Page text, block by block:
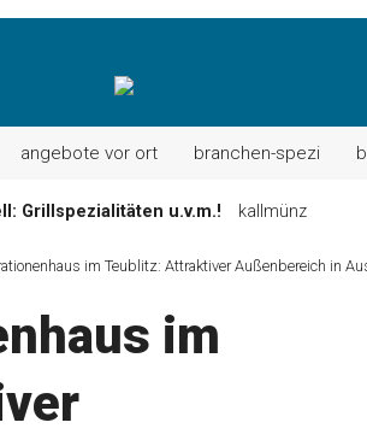
angebote vor ort branchen-spezi
Grillspezialitäten u.v.m.!
kallmünz
aktuelles Angebot …
Ihrer Region!
angebote vor ort | anzeige
Wochenangebot!
im Teublitz: Attraktiver Außenbereich in
im